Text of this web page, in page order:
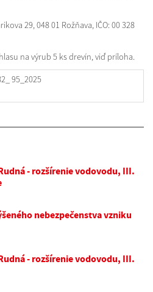
29, 048 01 Rožňava, IČO: 00 328
na výrub 5 ks drevín, viď príloha.
95_2025
- rozšírenie vodovodu, III.
nebezpečenstva vzniku
- rozšírenie vodovodu, III.